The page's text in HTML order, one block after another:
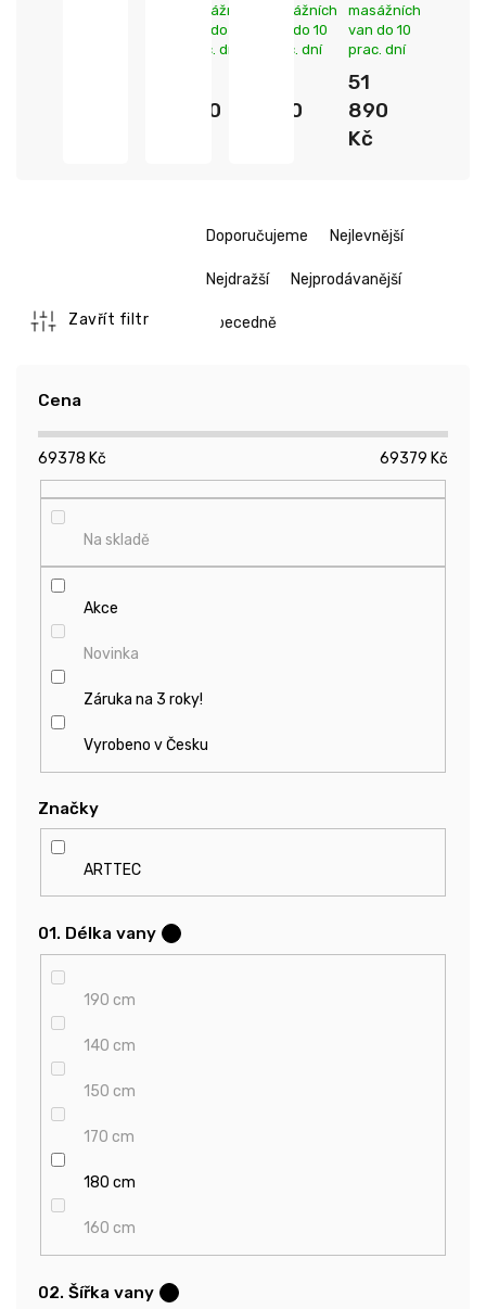
masážních
van do 5
prac. dní
090
masážních
van do 10
prac. dní
790
masážních
van do 10
prac. dní
51
890
Kč
Ř
d
k
Doporučujeme Nejlevnější
Nejdražší Nejprodávanější
Abecedně
Zavřít filtr
Cena
69378 Kč 69379 Kč
Na skladě
Akce
Novinka
Záruka na 3 roky!
Vyrobeno v Česku
Značky
ARTTEC
01. Délka vany
190 cm
140 cm
150 cm
170 cm
180 cm
160 cm
02. Šířka vany